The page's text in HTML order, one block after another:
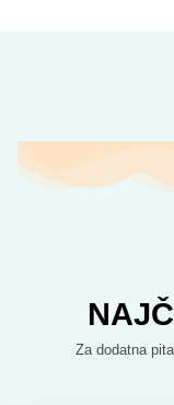
Za dodatna